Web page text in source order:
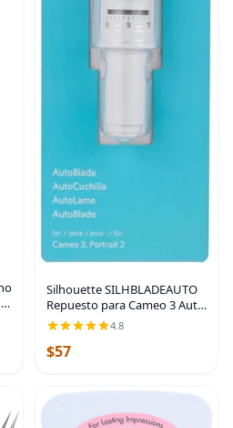
Silhouette SILHBLADEAUTO
Repuesto para Cameo 3 Auto
Blade | Tungsten Alloy Blade
Adjustment Based on
4.8
$57